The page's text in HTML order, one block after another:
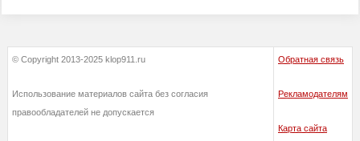
© Copyright 2013-2025 klop911.ru
Использование материалов сайта без согласия
правообладателей не допускается
Обратная связь
Рекламодателям
Карта сайта